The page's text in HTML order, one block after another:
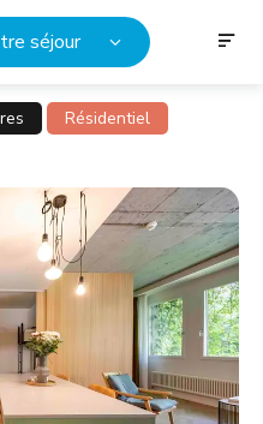
séjour
Résidentiel